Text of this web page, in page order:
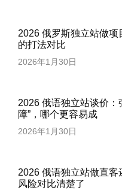
2026 俄罗斯独立站做
的打法对比
2026年1月30日
2026 俄语独立站谈价：
障”，哪个更容易成
2026年1月30日
2026 俄语独立站做直
风险对比清楚了